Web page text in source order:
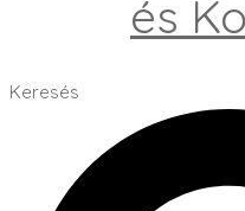
és
Keresés